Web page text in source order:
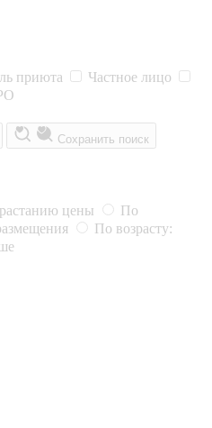
приюта
Частное лицо
Сохранить поиск
цены
По
По возрасту: